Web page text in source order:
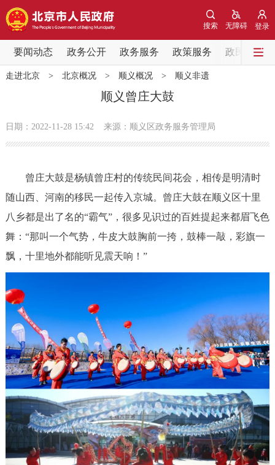
登录
无障碍
搜索
要闻动态 政务公开 政务服务 政策服务 政民互动
要闻动态
党中央精神 国务院信息 中央部委动态
政务公开
市领导 机构职能 政策服务
政策兑现 政策解读
政务服务
个人服务 法人服务 部门服务
便民服务 利企服务 投资项目
中介服务 阳光政务
政民互动
走进北京> 北京概况> 顺义概况> 顺义非遗
顺义曾庄大鼓
日期：2022-11-28 15:42 来源：顺义区政务服务管理局
曾庄大鼓是杨镇曾庄村的传统民间花会，相传是明清时
随山西、河南的移民一起传入京城。曾庄大鼓在顺义区十里
八乡都是出了名的“霸气”，很多见识过的百姓提起来都眉飞色
舞：“那叫一个气势，牛皮大鼓胸前一挎，鼓棒一敲，彩旗一
飘，十里地外都能听见震天响！”